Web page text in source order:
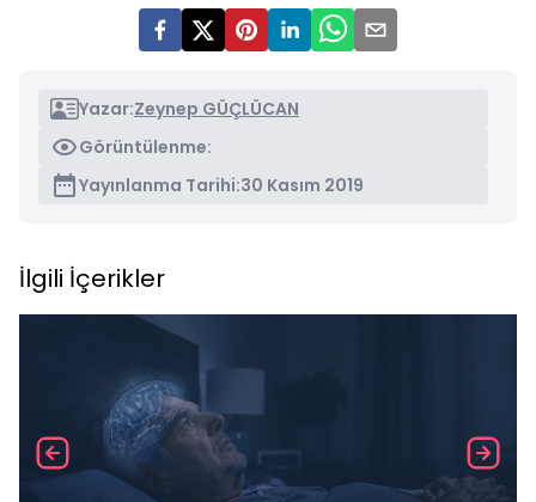
Yazar:Zeynep GÜÇLÜCAN
Görüntülenme:
Yayınlanma Tarihi:30 Kasım 2019
İlgili İçerikler